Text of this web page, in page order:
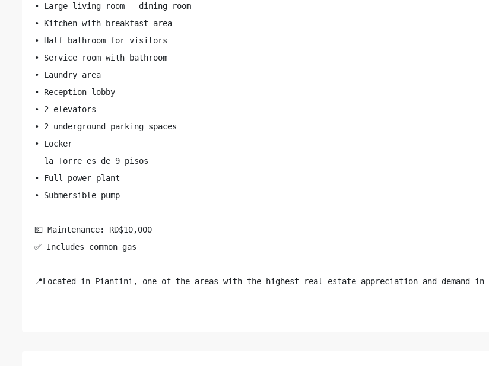
• Large living room – dining room
• Kitchen with breakfast area
• Half bathroom for visitors
• Service room with bathroom
• Laundry area
• Reception lobby
• 2 elevators
• 2 underground parking spaces
• Locker
  la Torre es de 9 pisos
• Full power plant
• Submersible pump
💵 Maintenance: RD$10,000
✅ Includes common gas
📍Located in Piantini, one of the areas with the highest real estate appreciation and demand